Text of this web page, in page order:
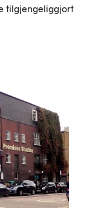
tilgjengeliggjort